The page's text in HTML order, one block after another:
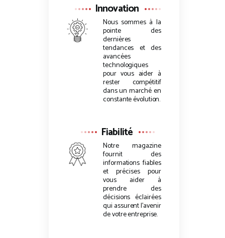
Innovation
Nous sommes à la
pointe des
dernières
tendances et des
avancées
technologiques
pour vous aider à
rester compétitif
dans un marché en
constante évolution.
Fiabilité
Notre magazine
fournit des
informations fiables
et précises pour
vous aider à
prendre des
décisions éclairées
qui assurent l’avenir
de votre entreprise.